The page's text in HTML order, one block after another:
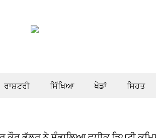
ਰਾਸ਼ਟਰੀ ਸਿੱਖਿਆ ਖੇਡਾਂ ਸਿਹਤ